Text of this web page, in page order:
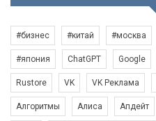
#бизнес #китай #москва
#япония ChatGPT Google
Rustore VK VK Реклама
Алгоритмы Алиса Апдейт